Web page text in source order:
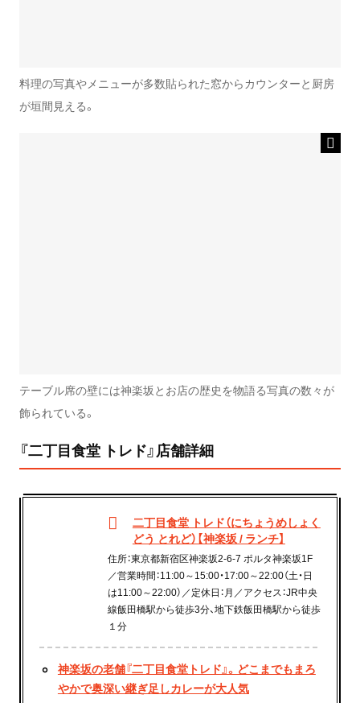
料理の写真やメニューが多数貼られた窓からカウンターと厨房
が垣間見える。
テーブル席の壁には神楽坂とお店の歴史を物語る写真の数々が
飾られている。
『二丁目食堂 トレド』店舗詳細
二丁目食堂 トレド（にちょうめしょく
どう とれど）【神楽坂 / ランチ】
住所：東京都新宿区神楽坂2-6-7 ポルタ神楽坂1F
／営業時間：11:00～15:00・17:00～22:00（土・日
は11:00～22:00）／定休日：月／アクセス：JR中央
線飯田橋駅から徒歩3分、地下鉄飯田橋駅から徒歩
１分
神楽坂の老舗『二丁目食堂トレド』。どこまでもまろ
やかで奥深い継ぎ足しカレーが大人気